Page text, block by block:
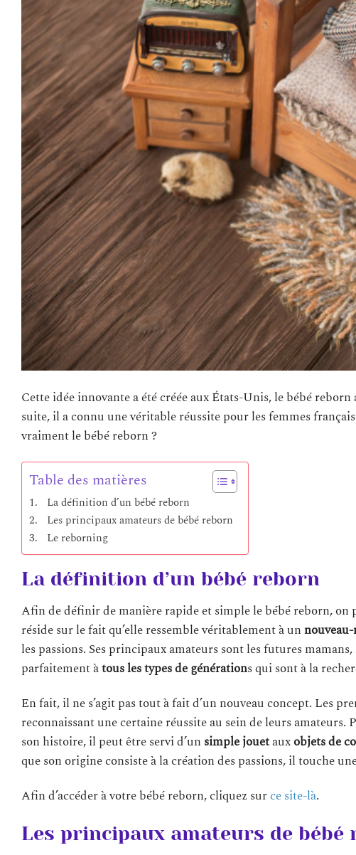
Cette idée innovante a été créée aux États-Unis, le bébé
suite, il a connu une véritable réussite pour les femmes
vraiment le bébé reborn ?
Table des matières
La définition d’un bébé reborn
Les principaux amateurs de bébé reborn
Le reborning
La définition d’un bébé reborn
Afin de définir de manière rapide et simple le bébé reborn, on
réside sur le fait qu’elle ressemble véritablement à un
les passions. Ses principaux amateurs sont les futures
parfaitement àtous les types de générations qui sont à la
En fait, il ne s’agit pas tout à fait d’un nouveau concept. Les
reconnaissant une certaine réussite au sein de leurs amateurs.
son histoire, il peut être servi d’un simple jouetauxobjets de
que son origine consiste à la création des passions, il touche
Afin d’accéder à votre bébé reborn, cliquez surce site-là.
Les principaux amateurs de bébé